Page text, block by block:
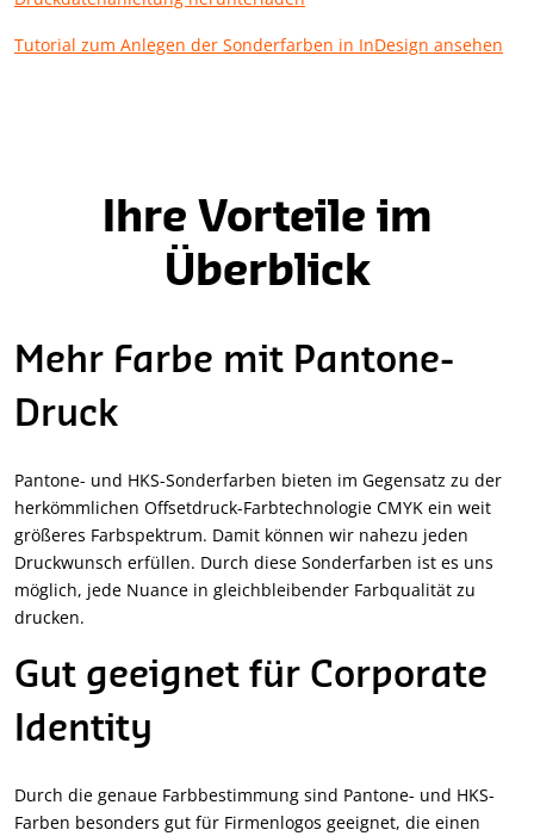
Tutorial zum Anlegen der Sonderfarben in InDesign ansehen
Ihre Vorteile im
Überblick
Mehr Farbe mit Pantone-
Druck
Pantone- und HKS-Sonderfarben bieten im Gegensatz zu der
herkömmlichen Offsetdruck-Farbtechnologie CMYK ein weit
größeres Farbspektrum. Damit können wir nahezu jeden
Druckwunsch erfüllen. Durch diese Sonderfarben ist es uns
möglich, jede Nuance in gleichbleibender Farbqualität zu
drucken.
Gut geeignet für Corporate
Identity
Durch die genaue Farbbestimmung sind Pantone- und HKS-
Farben besonders gut für Firmenlogos geeignet, die einen